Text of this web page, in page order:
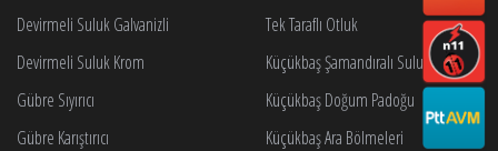
Devirmeli Suluk Galvanizli
Devirmeli Suluk Krom
Gübre Sıyırıcı
Gübre Karıştırıcı
Tek Taraflı Otluk
Küçükbaş Şamandıralı Suluk
Küçükbaş Doğum Padoğu
Küçükbaş Ara Bölmeleri